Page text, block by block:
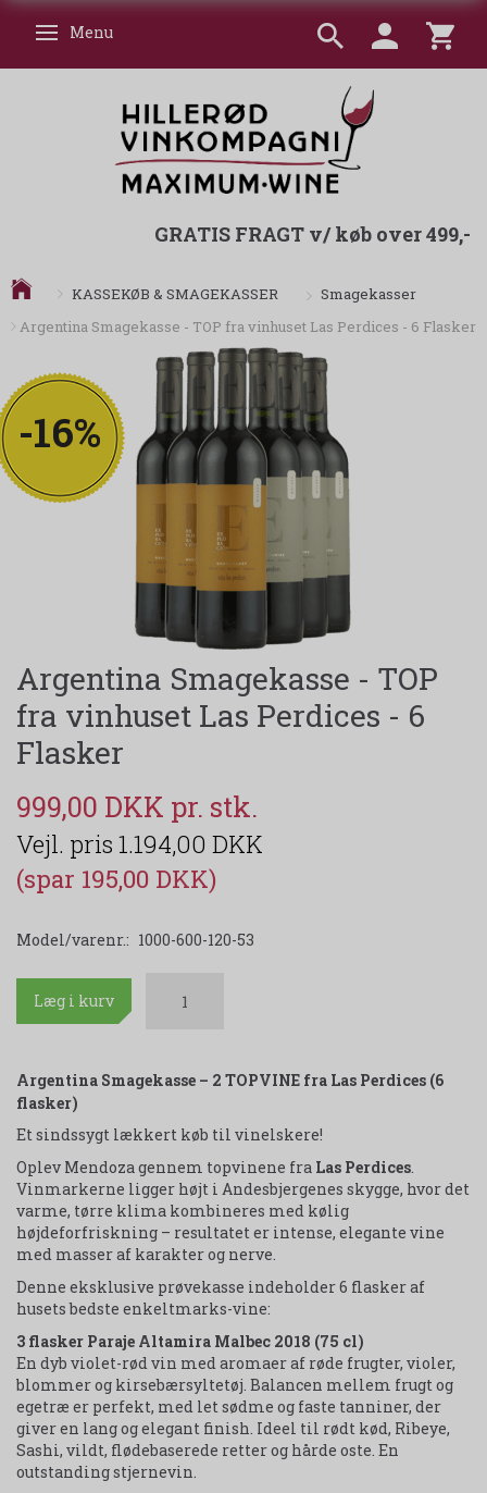
Skifte navigation
Menu
GRATIS FRAGT v/ køb over 499,-
KASSEKØB & SMAGEKASSER
Smagekasser
Argentina Smagekasse - TOP fra vinhuset Las Perdices - 6 Flasker
-16%
Argentina Smagekasse - TOP
fra vinhuset Las Perdices - 6
Flasker
999,00 DKK
1.194,00 DKK
(spar 195,00 DKK)
Model/varenr.: 1000-600-120-53
Læg i kurv
Argentina Smagekasse – 2 TOPVINE fra Las Perdices (6
flasker)
Et sindssygt lækkert køb til vinelskere!
Oplev Mendoza gennem topvinene fra Las Perdices.
Vinmarkerne ligger højt i Andesbjergenes skygge, hvor det
varme, tørre klima kombineres med kølig
højdeforfriskning – resultatet er intense, elegante vine
med masser af karakter og nerve.
Denne eksklusive prøvekasse indeholder 6 flasker af
husets bedste enkeltmarks-vine:
3 flasker Paraje Altamira Malbec 2018 (75 cl)
En dyb violet-rød vin med aromaer af røde frugter, violer,
blommer og kirsebærsyltetøj. Balancen mellem frugt og
egetræ er perfekt, med let sødme og faste tanniner, der
giver en lang og elegant finish. Ideel til rødt kød, Ribeye,
Sashi, vildt, flødebaserede retter og hårde oste. En
outstanding stjernevin.